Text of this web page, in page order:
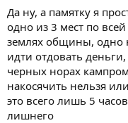
Да ну, а памятку я
одно из 3 мест по
землях общины, одно
идти отдовать
черных норах
накосячить нельзя
это всего лишь 5
лишнего